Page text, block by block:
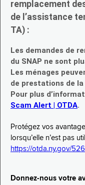
remplacement
de l’assistance
TA) :
Les demandes de
du SNAP ne sont
Les ménages
de prestations de
Pour plus
Scam Alert | OTDA.
Protégez vos
lorsqu’elle n’est pas
https://otda.ny.gov/
Donnez-nous votre